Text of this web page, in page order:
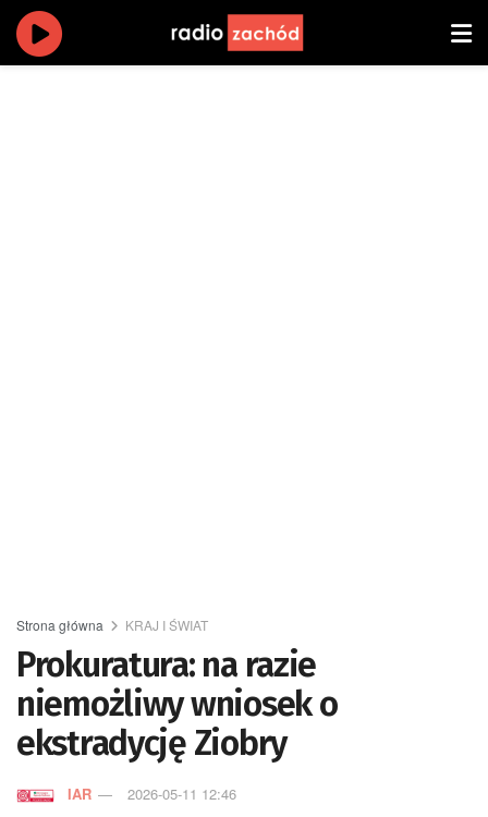
Strona główna KRAJ I ŚWIAT
Prokuratura: na razie
niemożliwy wniosek o
ekstradycję Ziobry
IAR 2026-05-11 12:46